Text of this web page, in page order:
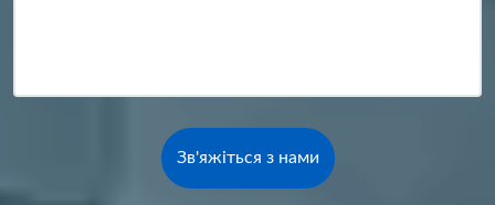
Зв'яжіться з нами